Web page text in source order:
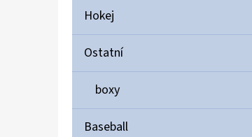
Hokej
Ostatní
boxy
Baseball